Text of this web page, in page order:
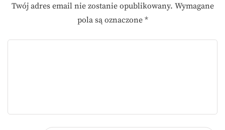
Twój adres email nie zostanie opublikowany. Wymagane
pola są oznaczone *